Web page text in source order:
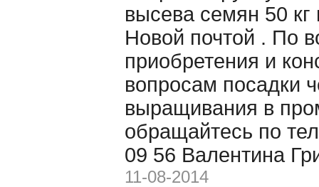
высева семян 50 кг
Новой почтой . По
приобретения и
вопросам посадки
выращивания в
обращайтесь по
09 56 Валентина
11-08-2014